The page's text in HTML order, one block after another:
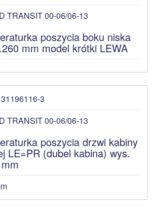
TRANSIT 00-06/06-13
poszycia boku niska
mm model krótki LEWA
3
TRANSIT 00-06/06-13
poszycia drzwi kabiny
LE=PR (dubel kabina) wys.